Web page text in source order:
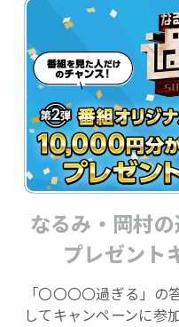
なるみ・岡村
プレゼント
「〇〇〇〇過ぎる」
してキャンペーンに参